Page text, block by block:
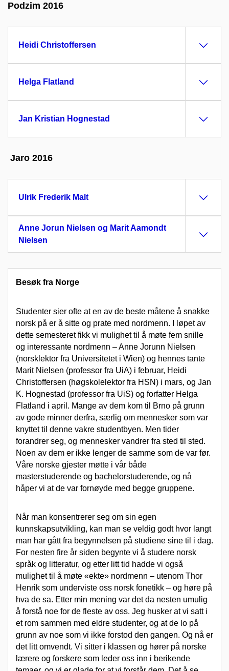
Podzim 2016
Heidi Christoffersen
Helga Flatland
Jan Kristian Hognestad
Jaro 2016
Ulrik Frederik Malt
Anne Jorun Nielsen og Marit Aamondt
Nielsen
Besøk fra Norge
Studenter sier ofte at en av de beste måtene å snakke
norsk på er å sitte og prate med nordmenn. I løpet av
dette semesteret fikk vi mulighet til å møte fem snille
og interessante nordmenn – Anne Jorunn Nielsen
(norsklektor fra Universitetet i Wien) og hennes tante
Marit Nielsen (professor fra UiA) i februar, Heidi
Christoffersen (høgskolelektor fra HSN) i mars, og Jan
K. Hognestad (professor fra UiS) og forfatter Helga
Flatland i april. Mange av dem kom til Brno på grunn
av gode minner derfra, særlig om mennesker som var
knyttet til denne vakre studentbyen. Men tider
forandrer seg, og mennesker vandrer fra sted til sted.
Noen av dem er ikke lenger de samme som de var før.
Våre norske gjester møtte i vår både
masterstuderende og bachelorstuderende, og nå
håper vi at de var fornøyde med begge gruppene.
Når man konsentrerer seg om sin egen
kunnskapsutvikling, kan man se veldig godt hvor langt
man har gått fra begynnelsen på studiene sine til i dag.
For nesten fire år siden begynte vi å studere norsk
språk og litteratur, og etter litt tid hadde vi også
mulighet til å møte «ekte» nordmenn – utenom Thor
Henrik som underviste oss norsk fonetikk – og høre på
hva de sa. Etter min mening var det da nesten umulig
å forstå noe for de fleste av oss. Jeg husker at vi satt i
et rom sammen med eldre studenter, og at de lo på
grunn av noe som vi ikke forstod den gangen. Og nå er
det litt omvendt. Vi sitter i klassen og hører på norske
lærere og forskere som leder oss inn i berikende